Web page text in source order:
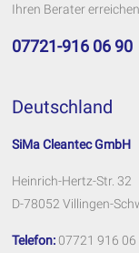
Ihren Berater
07721-916 06 90
Deutschland
SiMa Cleantec GmbH
Heinrich-Hertz-Str. 32
D-78052 Villingen-
Telefon: 07721 916 06